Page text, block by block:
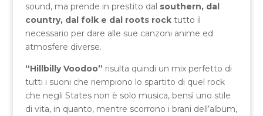
sound, ma prende in prestito dal southern, dal
country, dal folk e dal roots rocktutto il
necessario per dare alle sue canzoni anime ed
atmosfere diverse.
“Hillbilly Voodoo” risulta quindi un mix perfetto di
tutti i suoni che riempiono lo spartito di quel rock
che negli States non è solo musica, bensì uno stile
di vita, in quanto, mentre scorrono i brani dell’album,